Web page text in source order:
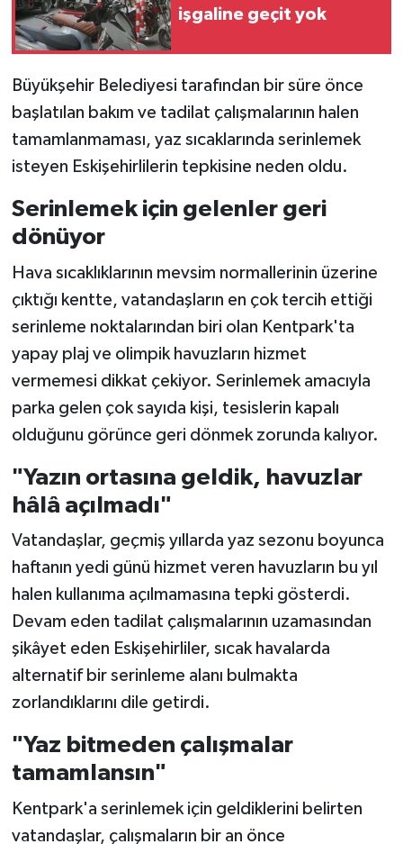
işgaline geçit yok
Büyükşehir Belediyesi tarafından bir süre önce
başlatılan bakım ve tadilat çalışmalarının halen
tamamlanmaması, yaz sıcaklarında serinlemek
isteyen Eskişehirlilerin tepkisine neden oldu.
Serinlemek için gelenler geri
dönüyor
Hava sıcaklıklarının mevsim normallerinin üzerine
çıktığı kentte, vatandaşların en çok tercih ettiği
serinleme noktalarından biri olan Kentpark'ta
yapay plaj ve olimpik havuzların hizmet
vermemesi dikkat çekiyor. Serinlemek amacıyla
parka gelen çok sayıda kişi, tesislerin kapalı
olduğunu görünce geri dönmek zorunda kalıyor.
"Yazın ortasına geldik, havuzlar
hâlâ açılmadı"
Vatandaşlar, geçmiş yıllarda yaz sezonu boyunca
haftanın yedi günü hizmet veren havuzların bu yıl
halen kullanıma açılmamasına tepki gösterdi.
Devam eden tadilat çalışmalarının uzamasından
şikâyet eden Eskişehirliler, sıcak havalarda
alternatif bir serinleme alanı bulmakta
zorlandıklarını dile getirdi.
"Yaz bitmeden çalışmalar
tamamlansın"
Kentpark'a serinlemek için geldiklerini belirten
vatandaşlar, çalışmaların bir an önce